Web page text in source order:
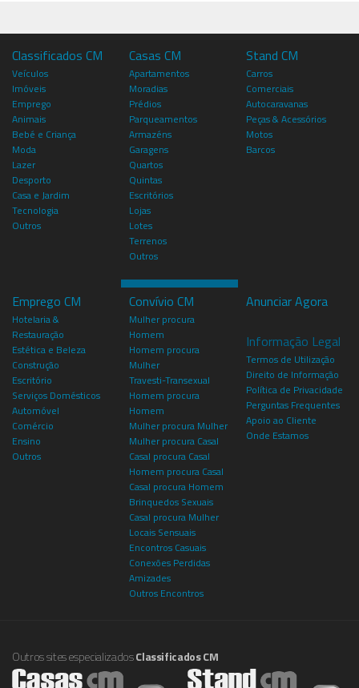
Classificados CM
Veículos
Imóveis
Emprego
Animais
Bebé e Criança
Moda
Lazer
Desporto
Casa e Jardim
Tecnologia
Outros
Casas CM
Apartamentos
Moradias
Prédios
Parqueamentos
Armazéns
Garagens
Quartos
Quintas
Escritórios
Lojas
Lotes
Terrenos
Outros
Stand CM
Carros
Comerciais
Autocaravanas
Peças & Acessórios
Motos
Barcos
Emprego CM
Hotelaria &
Restauração
Estética e Beleza
Construção
Escritório
Serviços Domésticos
Automóvel
Comércio
Ensino
Outros
Convívio CM
Mulher procura
Homem
Homem procura
Mulher
Travesti-Transexual
Homem procura
Homem
Mulher procura Mulher
Mulher procura Casal
Casal procura Casal
Homem procura Casal
Casal procura Homem
Brinquedos Sexuais
Casal procura Mulher
Locais Sensuais
Encontros Casuais
Conexões Perdidas
Amizades
Outros Encontros
Anunciar Agora
Informação Legal
Termos de Utilização
Direito de Informação
Política de Privacidade
Perguntas Frequentes
Apoio ao Cliente
Onde Estamos
Outros sites especializadosClassificados CM